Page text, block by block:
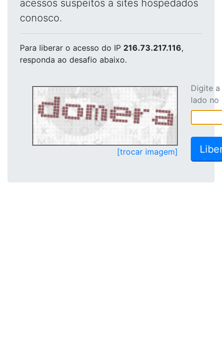
acessos suspeitos a sites hospedados
conosco.
Para liberar o acesso do IP 216.73.217.116,
responda ao desafio abaixo.
[trocar imagem]
Digite
lado no